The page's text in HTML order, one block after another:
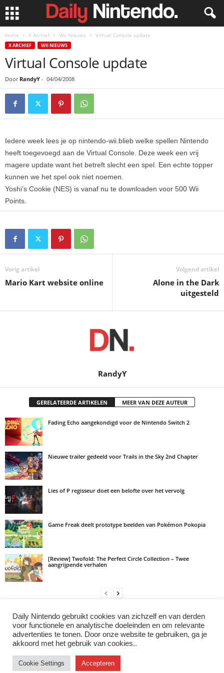
Home X Archief Wii Nieuws Virtual Console update
X ARCHIEF WII NIEUWS
Virtual Console update
Door RandyY - 04/04/2008
Iedere week lees je op nintendo-wii.blieb welke spellen Nintendo
heeft toegevoegd aan de Virtual Console. Deze week een vrij
magere update want het betreft slecht een spel. Een echte topper
kunnen we het spel ook niet noemen.
Yoshi’s Cookie (NES) is vanaf nu te downloaden voor 500 Wii
Points.
Vorig artikel
Mario Kart website online
Volgend artikel
Alone in the Dark
uitgesteld
RandyY
GERELATEERDE ARTIKELEN MEER VAN DEZE AUTEUR
Fading Echo aangekondigd voor de Nintendo Switch 2
Nieuwe trailer gedeeld voor Trails in the Sky 2nd Chapter
Lies of P regisseur doet een belofte over het vervolg
Game Freak deelt prototype beelden van Pokémon Pokopia
[Review] Twofold: The Perfect Circle Collection – Twee
aangrijpende verhalen
LAAT EEN REACTIE ACHTER
Log in om een opmerking achter te laten
Instagram Facebook X/Twitter
Daily Nintendo gebruikt cookies van zichzelf en van derden
voor functionele en analytische doeleinden en om relevante
advertenties te tonen. Door onze website te gebruiken, ga je
akkoord met het gebruik van cookies..
Cookie Settings Accepteren